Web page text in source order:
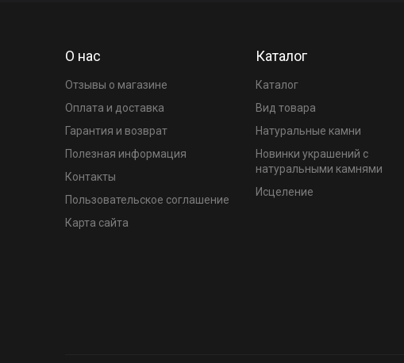
О нас
Отзывы о магазине
Оплата и доставка
Гарантия и возврат
Полезная информация
Контакты
Пользовательское соглашение
Карта сайта
Каталог
Каталог
Вид товара
Натуральные камни
Новинки украшений с
натуральными камнями
Исцеление